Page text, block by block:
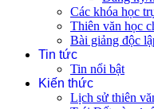
Các khóa học
Thiên văn học
Bài giảng độc
Tin tức
Tin nổi bật
Kiến thức
Lịch sử thiên